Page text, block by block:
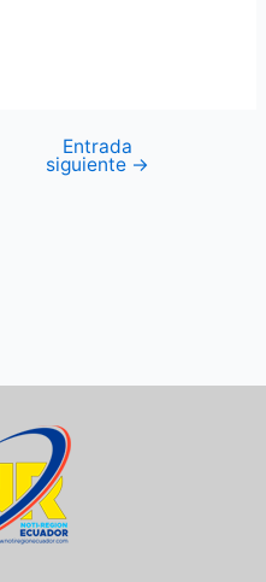
Entrada
siguiente →